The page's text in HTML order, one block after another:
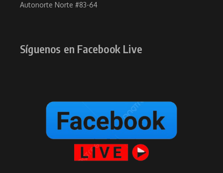
Autonorte Norte #83-64
Síguenos en Facebook Live